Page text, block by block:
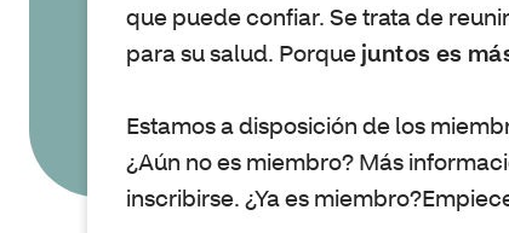
que puede confiar. Se trata de
para su salud. Porque juntos es
Estamos a disposición de los
¿Aún no es miembro? Más
inscribirse. ¿Ya es